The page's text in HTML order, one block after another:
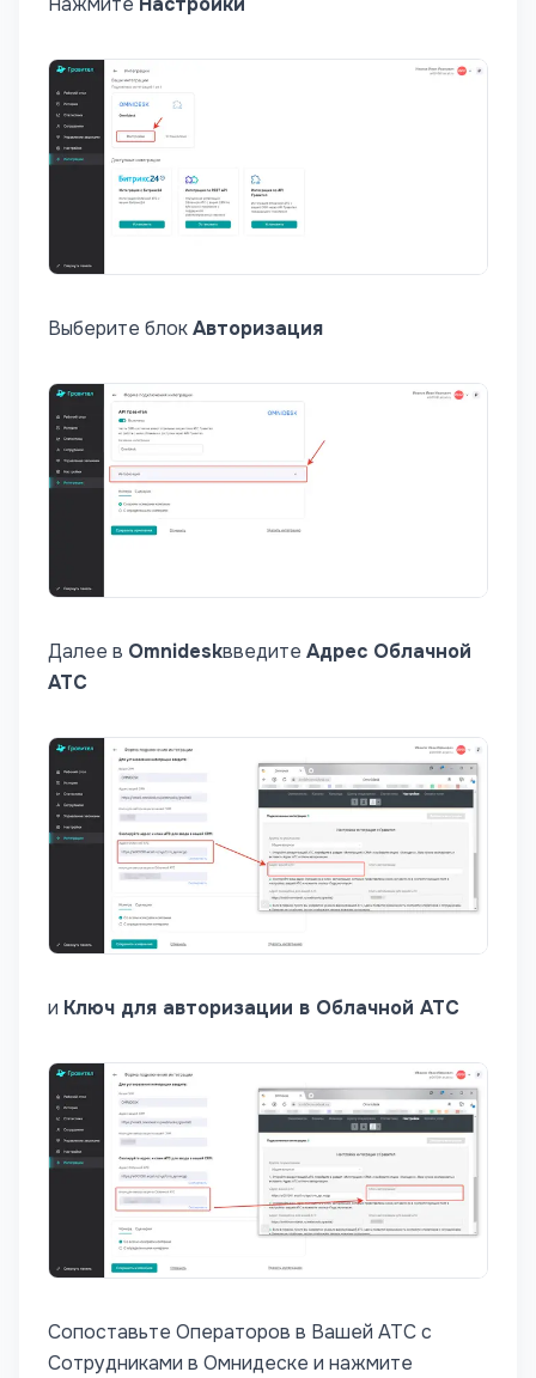
Выберите блокАвторизация
Далее в Omnideskвведите Адрес Облачной
АТС
и Ключ для авторизации в Облачной АТС
Сопоставьте Операторов в Вашей АТС с
Сотрудниками в Омнидеске и нажмите